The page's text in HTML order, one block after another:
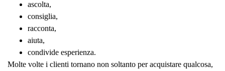
ascolta,
consiglia,
racconta,
aiuta,
condivide esperienza.
Molte volte i clienti tornano non soltanto per acquistare qualcosa,